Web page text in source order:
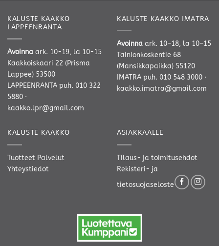
KALUSTE KAAKKO
LAPPEENRANTA
Avoinna ark. 10-19, la 10-15
Kaakkoiskaari 22 (Prisma
Lappee) 53500
LAPPEENRANTA puh. 010 322
5880 ·
kaakko.lpr@gmail.com
KALUSTE KAAKKO IMATRA
Avoinna ark. 10–18, la 10–15
Tainionkoskentie 68
(Mansikkapaikka) 55120
IMATRA puh. 010 548 3000 ·
kaakko.imatra@gmail.com
KALUSTE KAAKKO
Tuotteet Palvelut
Yhteystiedot
ASIAKKAALLE
Tilaus- ja toimitusehdot
Rekisteri- ja
tietosuojaseloste